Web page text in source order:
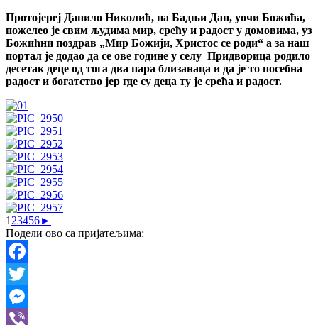
Протојереј Данило Николић, на Бадњи Дан, уочи Божића,
пожелео је свим људима мир, срећу и радост у домовима, уз
Божићни поздрав „Мир Божији, Христос се роди“ а за наш
портал је додао да се ове године у селу Придворица родило
десетак деце од тога два пара близанаца и да је то посебна
радост и богатство јер где су деца ту је срећа и радост.
1 23456►
Подели ово са пријатељима:
Facebook
Twitter
Messenger